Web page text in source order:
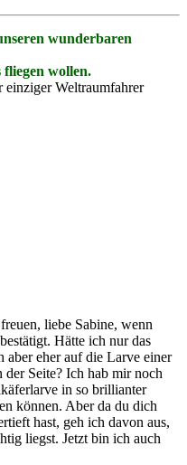
wunderbaren
wollen.
Weltraumfahrer
liebe Sabine, wenn
Hätte ich nur das
eher auf die Larve einer
Seite? Ich hab mir noch
in so brillianter
können. Aber da du dich
hast, geh ich davon aus,
liegst. Jetzt bin ich auch